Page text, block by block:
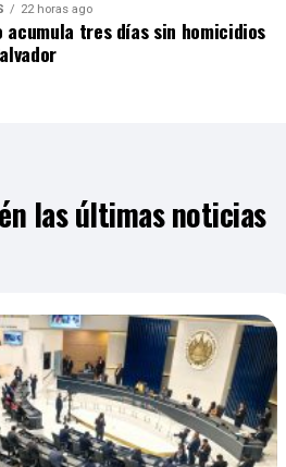
22 horas ago
acumula tres días sin homicidios
las últimas noticias